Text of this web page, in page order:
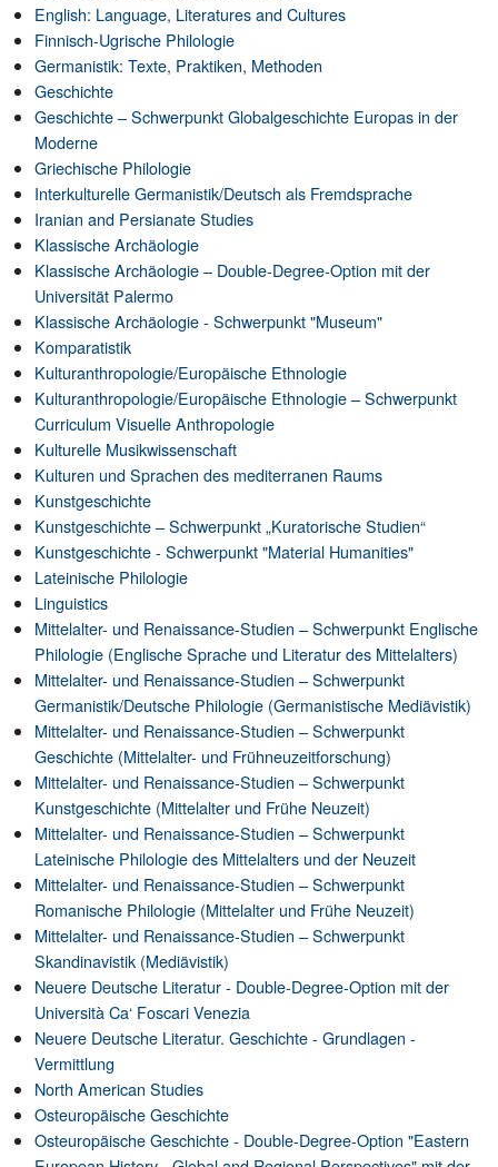
English: Language, Literatures and Cultures
Finnisch-Ugrische Philologie
Germanistik: Texte, Praktiken, Methoden
Geschichte
Geschichte – Schwerpunkt Globalgeschichte Europas in der
Moderne
Griechische Philologie
Interkulturelle Germanistik/Deutsch als Fremdsprache
Iranian and Persianate Studies
Klassische Archäologie
Klassische Archäologie – Double-Degree-Option mit der
Universität Palermo
Klassische Archäologie - Schwerpunkt "Museum"
Komparatistik
Kulturanthropologie/Europäische Ethnologie
Kulturanthropologie/Europäische Ethnologie – Schwerpunkt
Curriculum Visuelle Anthropologie
Kulturelle Musikwissenschaft
Kulturen und Sprachen des mediterranen Raums
Kunstgeschichte
Kunstgeschichte – Schwerpunkt „Kuratorische Studien“
Kunstgeschichte - Schwerpunkt "Material Humanities"
Lateinische Philologie
Linguistics
Mittelalter- und Renaissance-Studien – Schwerpunkt Englische
Philologie (Englische Sprache und Literatur des Mittelalters)
Mittelalter- und Renaissance-Studien – Schwerpunkt
Germanistik/Deutsche Philologie (Germanistische Mediävistik)
Mittelalter- und Renaissance-Studien – Schwerpunkt
Geschichte (Mittelalter- und Frühneuzeitforschung)
Mittelalter- und Renaissance-Studien – Schwerpunkt
Kunstgeschichte (Mittelalter und Frühe Neuzeit)
Mittelalter- und Renaissance-Studien – Schwerpunkt
Lateinische Philologie des Mittelalters und der Neuzeit
Mittelalter- und Renaissance-Studien – Schwerpunkt
Romanische Philologie (Mittelalter und Frühe Neuzeit)
Mittelalter- und Renaissance-Studien – Schwerpunkt
Skandinavistik (Mediävistik)
Neuere Deutsche Literatur - Double-Degree-Option mit der
Università Ca‘ Foscari Venezia
Neuere Deutsche Literatur. Geschichte - Grundlagen -
Vermittlung
North American Studies
Osteuropäische Geschichte
Osteuropäische Geschichte - Double-Degree-Option "Eastern